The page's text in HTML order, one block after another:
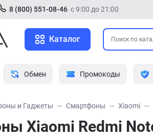
8 (800) 551-08-46 с 9:00 до 21:00
Каталог
Обмен Промокоды
и Гаджеты Смартфоны Xiaomi
Xiaomi Redmi